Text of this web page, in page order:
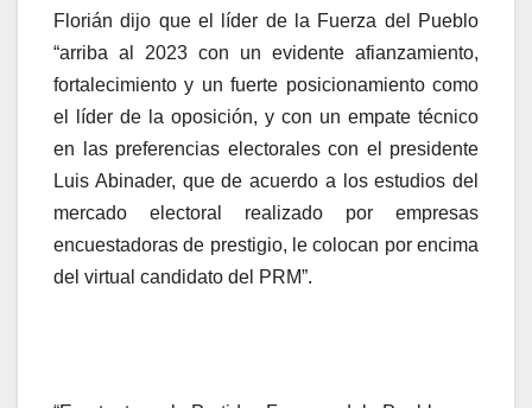
Florián dijo que el líder de la Fuerza del Pueblo
“arriba al 2023 con un evidente afianzamiento,
fortalecimiento y un fuerte posicionamiento como
el líder de la oposición, y con un empate técnico
en las preferencias electorales con el presidente
Luis Abinader, que de acuerdo a los estudios del
mercado electoral realizado por empresas
encuestadoras de prestigio, le colocan por encima
del virtual candidato del PRM”.